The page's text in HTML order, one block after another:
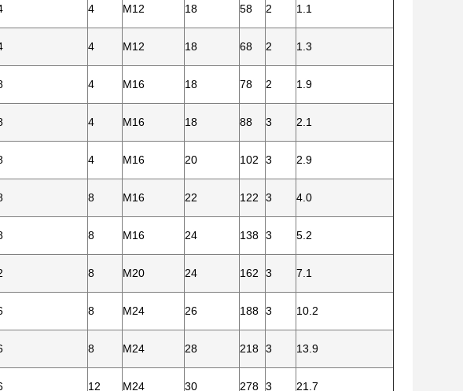
4 M12 18 58 2 1.1
4 M12 18 68 2 1.3
4 M16 18 78 2 1.9
4 M16 18 88 3 2.1
4 M16 20 102 3 2.9
8 M16 22 122 3 4.0
8 M16 24 138 3 5.2
8 M20 24 162 3 7.1
8 M24 26 188 3 10.2
8 M24 28 218 3 13.9
12 M24 30 278 3 21.7